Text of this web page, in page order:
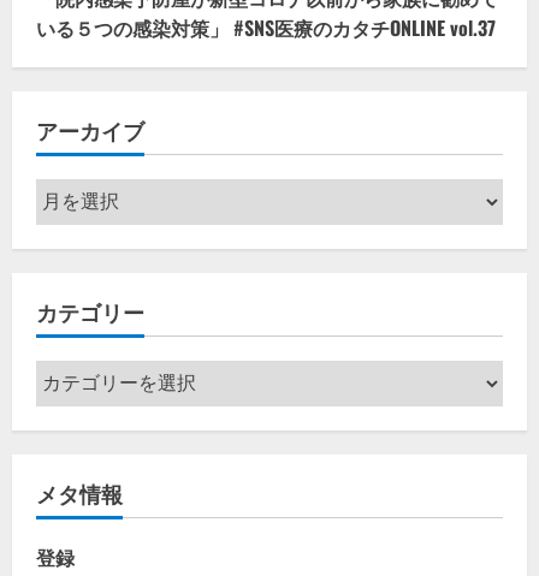
いる５つの感染対策」 #SNS医療のカタチONLINE vol.37
アーカイブ
ア
ー
カ
ブ
カテゴリー
カ
テ
ゴ
ー
メタ情報
登録